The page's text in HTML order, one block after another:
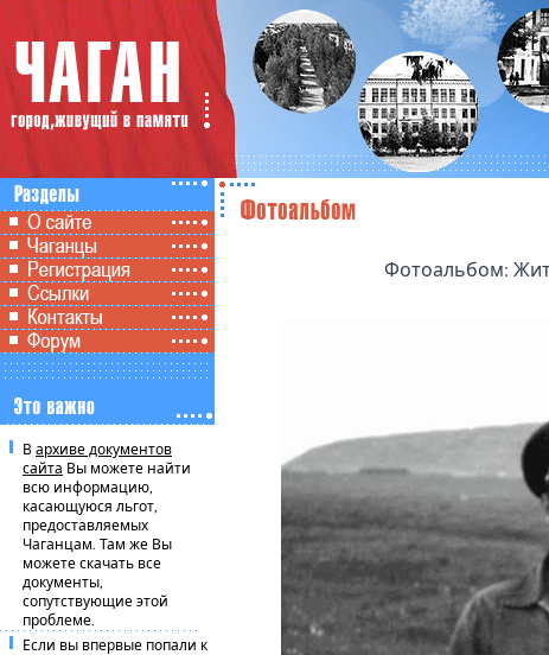
В архиве документов
сайта Вы можете найти
всю информацию,
касающуюся льгот,
предоставляемых
Чаганцам. Там же Вы
можете скачать все
документы,
сопутствующие этой
проблеме.
Если вы впервые попали к
Фотоальбом: